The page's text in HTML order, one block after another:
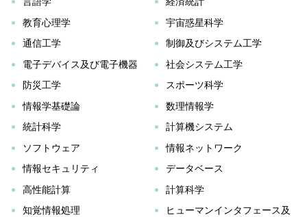
教育心理学
宇宙惑星科学
通信工学
制御及びシステム工学
電子デバイス及び電子機器
社会システム工学
防災工学
スポーツ科学
情報学基礎論
数理情報学
統計科学
計算機システム
ソフトウェア
情報ネットワーク
情報セキュリティ
データベース
高性能計算
計算科学
知覚情報処理
ヒューマンインタフェース及